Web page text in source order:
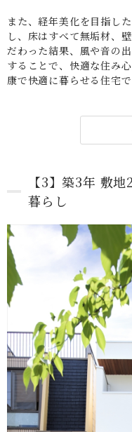
また、経年美化を目指し
し、床はすべて無垢材、
だわった結果、風や音の
することで、快適な住み
康で快適に暮らせる住宅で
【3】築3年 敷
暮らし